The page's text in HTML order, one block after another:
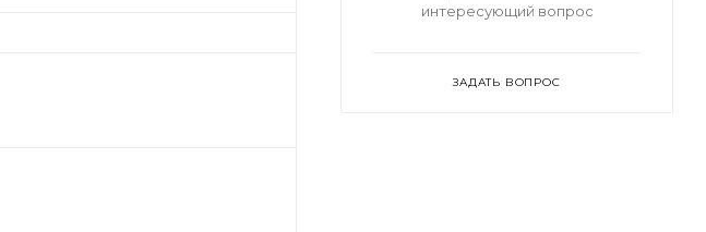
интересующий вопрос
ЗАДАТЬ ВОПРОС